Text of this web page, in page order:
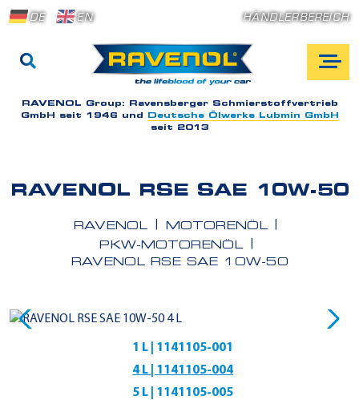
DE EN HÄNDLERBEREICH
RAVENOL Group: Ravensberger Schmierstoffvertrieb
GmbH seit 1946 und
Deutsche Ölwerke Lubmin GmbH
seit 2013
RAVENOL RSE SAE 10W-50
RAVENOL
MOTORENÖL
PKW-MOTORENÖL
RAVENOL RSE SAE 10W-50
1 L | 1141105-001
4 L | 1141105-004
5 L | 1141105-005